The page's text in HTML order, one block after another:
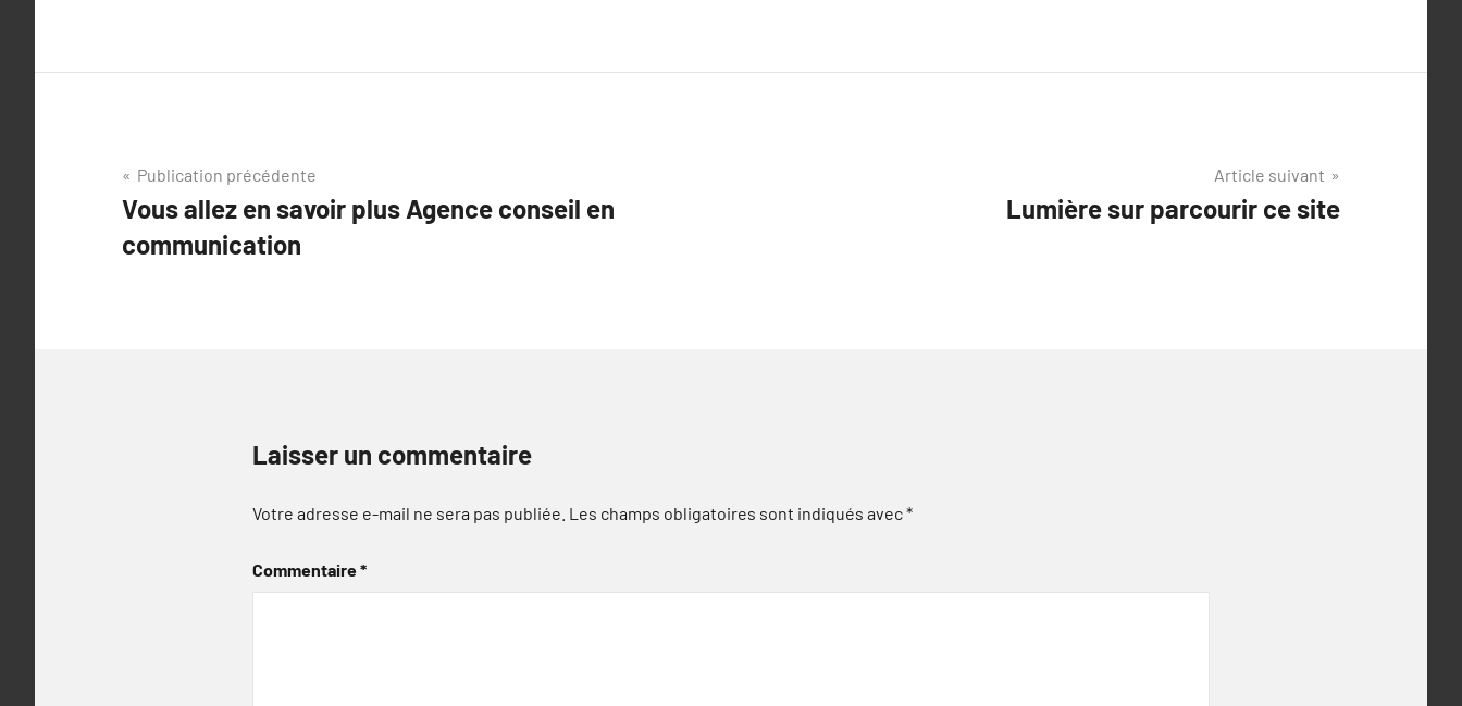
Navigation
de
l’article
Publication précédente
Vous allez en savoir plus Agence conseil en
communication
Article suivant
Lumière sur parcourir ce site
Laisser un commentaire
Votre adresse e-mail ne sera pas publiée. Les champs obligatoires sont indiqués avec*
Commentaire*